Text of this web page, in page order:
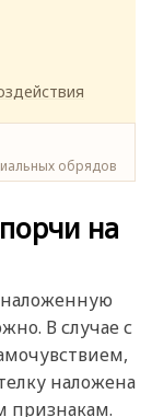
обрядов
на
наложенную
В случае с
наложена
признакам.